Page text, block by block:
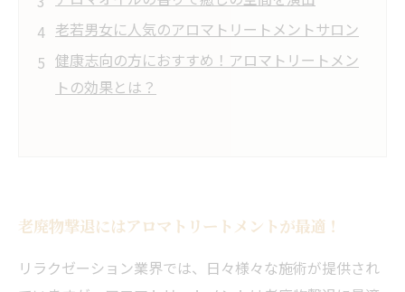
老若男女に人気のアロマトリートメントサロン
健康志向の方におすすめ！アロマトリートメン
トの効果とは？
老廃物撃退にはアロマトリートメントが最適！
リラクゼーション業界では、日々様々な施術が提供され